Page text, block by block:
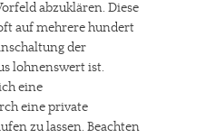
abzuklären. Diese
auf mehrere hundert
der
lohnenswert ist.
eine
eine private
zu lassen. Beachten